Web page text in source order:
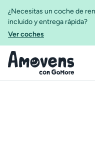
¿Necesitas un coche de
incluido y entrega rápida?
Ver coches